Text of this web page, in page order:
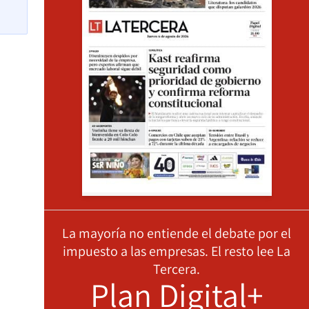
La mayoría no entiende el debate por el
impuesto a las empresas. El resto lee La
Tercera.
Plan Digital+